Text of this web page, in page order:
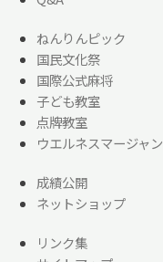
ねんりんピック
国民文化祭
国際公式麻将
子ども教室
点牌教室
ウエルネスマージャン
成績公開
ネットショップ
リンク集